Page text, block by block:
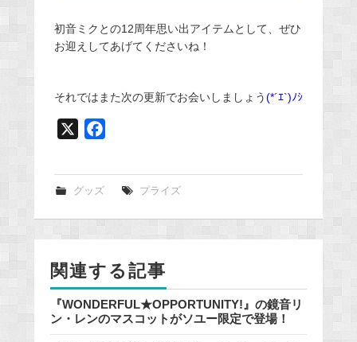
初音ミクとの12周年思い出アイテムとして、ぜひ
お迎えしてあげてくださいね！
それではまた次の更新でお会いしましょう(*´ｴ`)ﾉｼ
k
グッズ プライズ
関連する記事
『WONDERFUL★OPPORTUNITY!』の鏡音リ
ン・レンのマスコットがソユー限定で登場！